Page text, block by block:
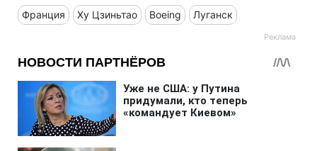
Франция Ху Цзиньтао Boeing Луганск